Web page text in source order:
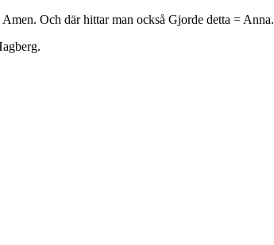
Och där hittar man också Gjorde detta = Anna.